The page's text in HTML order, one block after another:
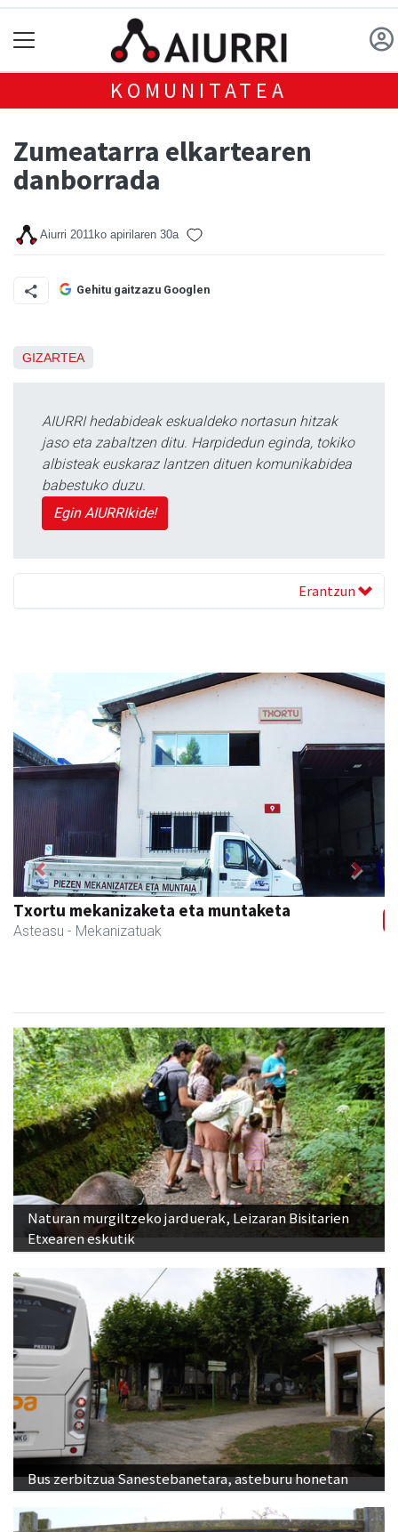
KOMUNITATEA
Zumeatarra elkartearen
danborrada
Aiurri 2011ko apirilaren 30a
Gehitu gaitzazu Googlen
GIZARTEA
AIURRI hedabideak eskualdeko nortasun hitzak
jaso eta zabaltzen ditu. Harpidedun eginda, tokiko
albisteak euskaraz lantzen dituen komunikabidea
babestuko duzu.
Egin AIURRIkide!
Erantzun
Txortu mekanizaketa eta muntaketa
Asteasu - Mekanizatuak
Previous Next
Naturan murgiltzeko jarduerak, Leizaran Bisitarien
Etxearen eskutik
Bus zerbitzua Sanestebanetara, asteburu honetan